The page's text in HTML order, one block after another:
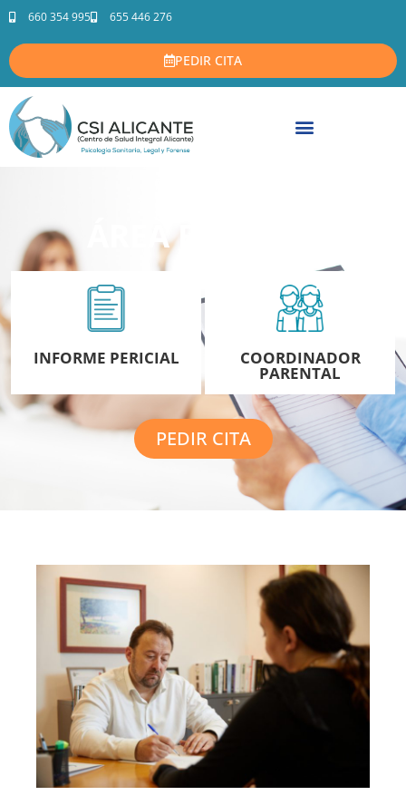
660 354 995 655 446 276
PEDIR CITA
ÁREA FORENSE
INFORME PERICIAL COORDINADOR
PARENTAL
PEDIR CITA